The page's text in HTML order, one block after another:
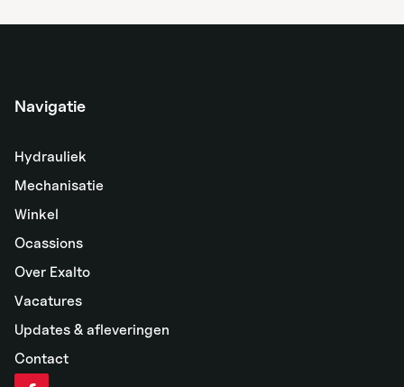
Navigatie
Hydrauliek
Mechanisatie
Winkel
Ocassions
Over Exalto
Vacatures
Updates & afleveringen
Contact